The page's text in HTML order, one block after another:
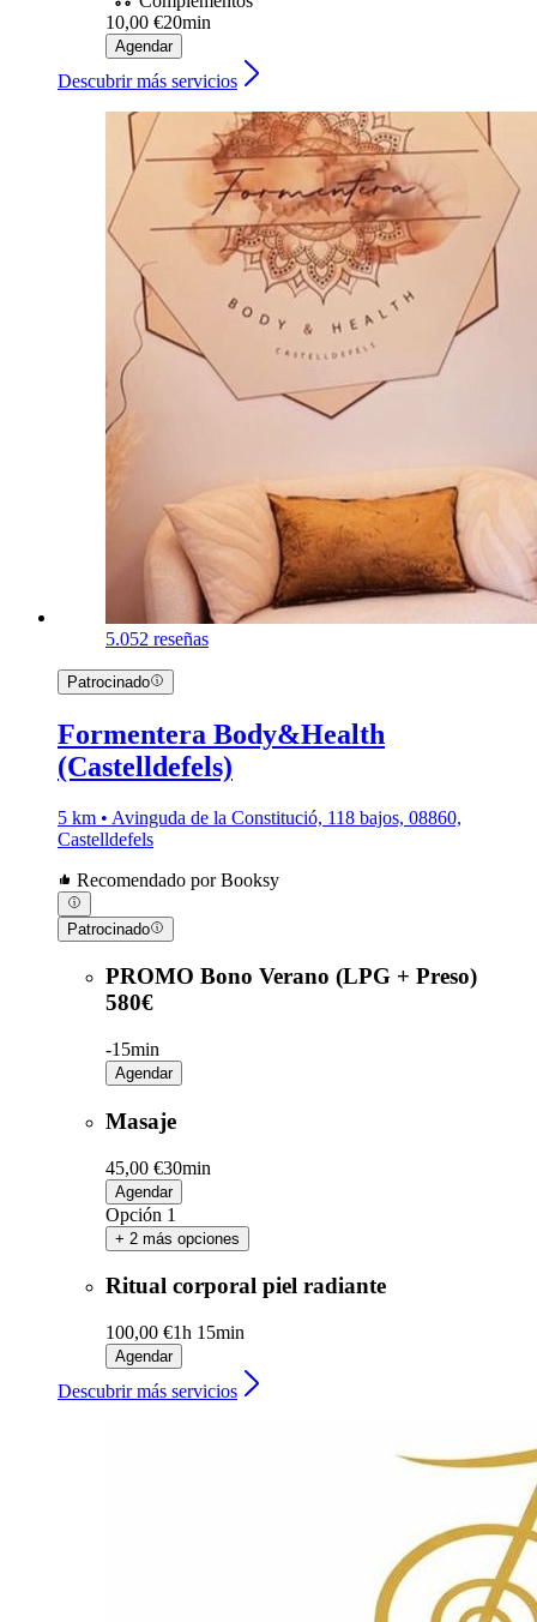
10,00 €20min
Agendar
Descubrir más servicios
5.052 reseñas
Patrocinado
Formentera Body&Health
(Castelldefels)
5 km • Avinguda de la Constitució, 118 bajos, 08860,
Castelldefels
Recomendado por Booksy
Patrocinado
PROMO Bono Verano (LPG + Preso)
580€
-15min
Agendar
Masaje
45,00 €30min
Agendar
Opción 1
+ 2 más opciones
Ritual corporal piel radiante
100,00 €1h 15min
Agendar
Descubrir más servicios